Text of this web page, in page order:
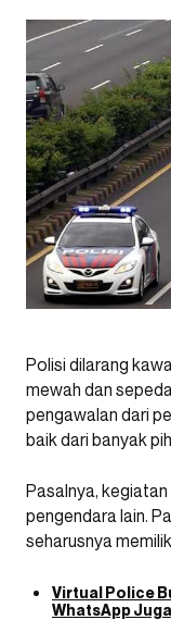
Polisi dilarang
mewah dan
pengawalan dari
baik dari banyak
Pasalnya,
pengendara lain.
seharusnya
Virtual Police
WhatsApp